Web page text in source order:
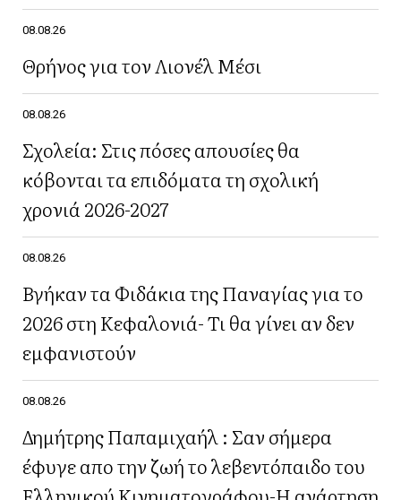
08.08.26
Θρήνος για τον Λιονέλ Μέσι
08.08.26
Σχολεία: Στις πόσες απουσίες θα
κόβονται τα επιδόματα τη σχολική
χρονιά 2026-2027
08.08.26
Βγήκαν τα Φιδάκια της Παναγίας για το
2026 στη Κεφαλονιά- Τι θα γίνει αν δεν
εμφανιστούν
08.08.26
Δημήτρης Παπαμιχαήλ : Σαν σήμερα
έφυγε απο την ζωή το λεβεντόπαιδο του